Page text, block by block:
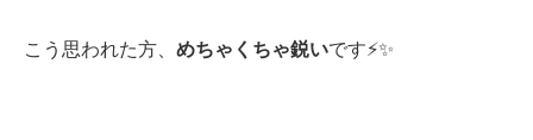
こう思われた方、 めちゃくちゃ鋭いです⚡️✨